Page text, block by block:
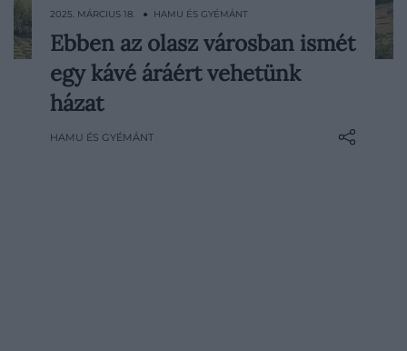
Ha esetleg attól félnél, hogy
Olaszországban elfogytak az egyeurós
házak, megnyugtatunk: az ország
ezzel a módszerrel szeretné megállítani az
2025. MÁRCIUS 18. ● HAMU ÉS GYÉMÁNT
Ebben az olasz városban ismét
egy kávé áráért vehetünk
házat
HAMU ÉS GYÉMÁNT